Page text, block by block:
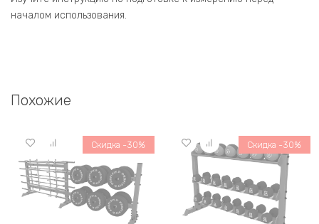
началом использования.
Похожие
Скидка -30% Скидка -30%